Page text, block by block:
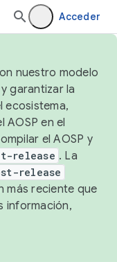
Acceder
nuestro modelo
garantizar la
ecosistema,
AOSP en el
el AOSP y
release . La
release
más reciente que
información,